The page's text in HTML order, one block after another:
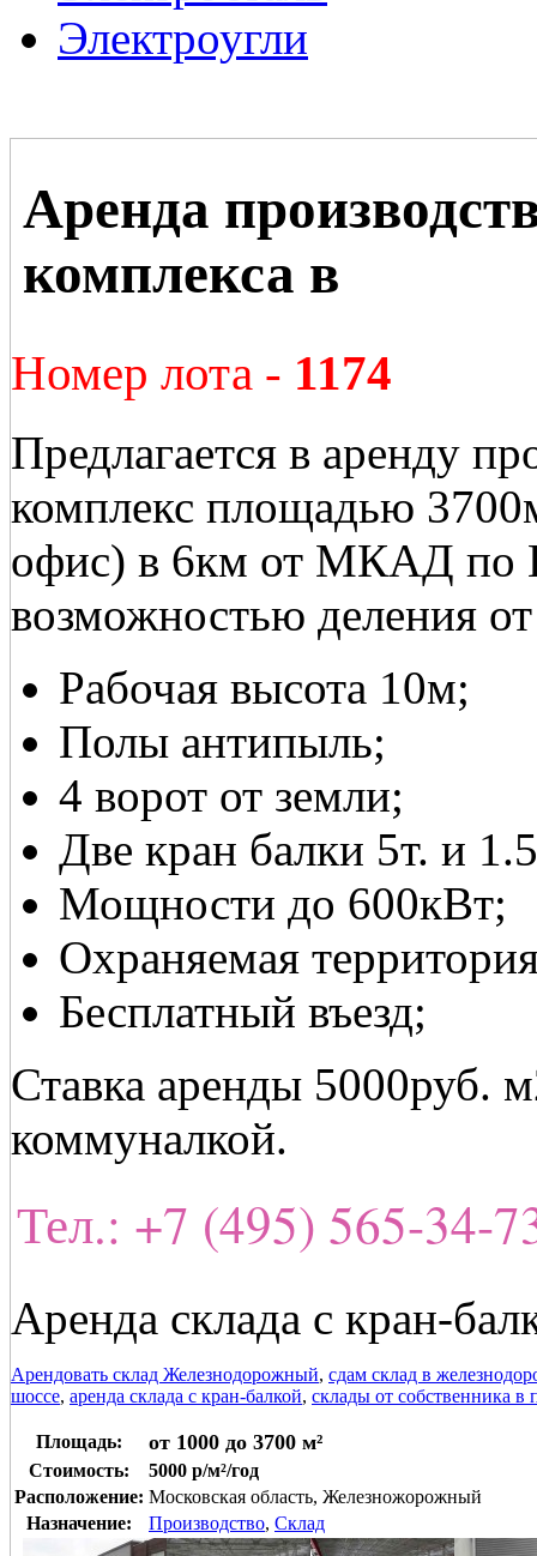
Электроугли
Аренда
комплекса в
Номер лота - 1174
Предлагается в аренду
комплекс площадью
офис) в 6км от МКАД по
возможностью деления
Рабочая высота 10м;
Полы антипыль;
4 ворот от земли;
Две кран балки 5т. и
Мощности до 600кВт;
Охраняемая
Бесплатный въезд;
Ставка аренды 5000руб.
коммуналкой.
Тел.: +7 (495) 565-34-
Аренда склада с кран-
Арендовать склад Железнодорожный, сдам склад в
шоссе, аренда склада с кран-балкой, склады от собственника в
Площадь: от 1000 до 3700 м²
Стоимость:
5000 р/м²/год
Расположение: Московская область, Железножорожный
Назначение:
Производство, Склад